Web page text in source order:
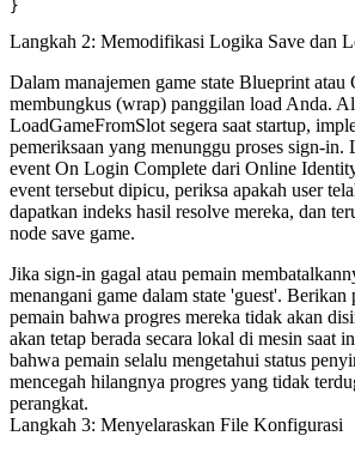
Langkah 2: Memodifikasi Logika Save dan
Dalam manajemen game state Blueprint
membungkus (wrap) panggilan load Anda.
LoadGameFromSlotsegera saat startup,
pemeriksaan yang menunggu proses sign-
eventOn Login Complete dari Online
event tersebut dipicu, periksa apakah user
dapatkan indeks hasil resolve mereka, dan
node save game.
Jika sign-in gagal atau pemain
menangani game dalam state 'guest'. Berikan
pemain bahwa progres mereka tidak akan
akan tetap berada secara lokal di mesin saat
bahwa pemain selalu mengetahui status
mencegah hilangnya progres yang tidak
perangkat.
Langkah 3: Menyelaraskan File Konfigurasi